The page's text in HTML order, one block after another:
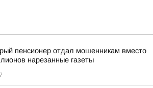
пенсионер отдал мошенникам вместо
нарезанные газеты